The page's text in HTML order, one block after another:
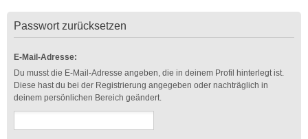
Passwort zurücksetzen
E-Mail-Adresse:
Du musst die E-Mail-Adresse angeben, die in deinem Profil hinterlegt ist.
Diese hast du bei der Registrierung angegeben oder nachträglich in
deinem persönlichen Bereich geändert.